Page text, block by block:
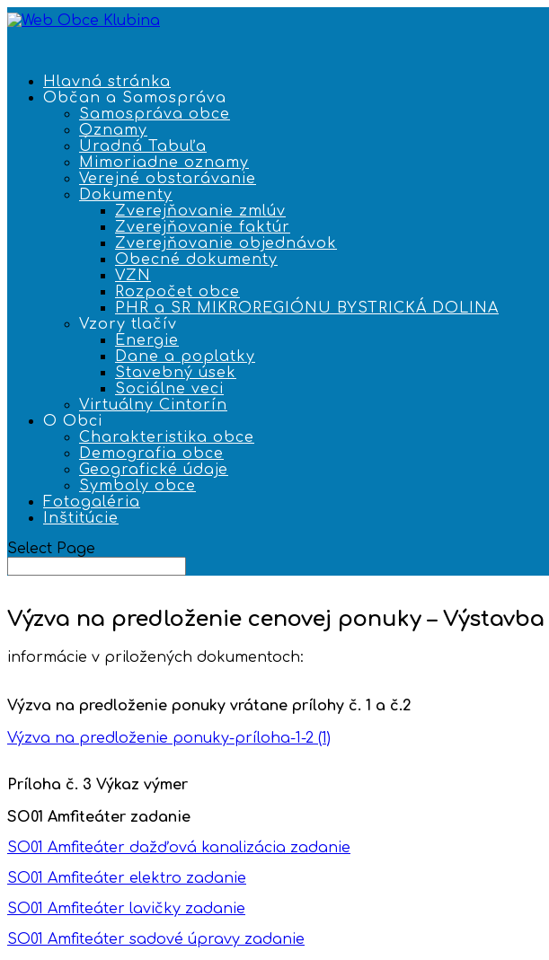
Hlavná stránka
Občan a Samospráva
Samospráva obce
Oznamy
Úradná Tabuľa
Mimoriadne oznamy
Verejné obstarávanie
Dokumenty
Zverejňovanie zmlúv
Zverejňovanie faktúr
Zverejňovanie objednávok
Obecné dokumenty
VZN
Rozpočet obce
PHR a SR MIKROREGIÓNU BYSTRICKÁ DOLINA
Vzory tlačív
Energie
Dane a poplatky
Stavebný úsek
Sociálne veci
Virtuálny Cintorín
O Obci
Charakteristika obce
Demografia obce
Geografické údaje
Symboly obce
Fotogaléria
Inštitúcie
Select Page
Výzva na predloženie cenovej ponuky –
informácie v priložených dokumentoch:
Výzva na predloženie ponuky vrátane prílohy č. 1 a č.2
Výzva na predloženie ponuky-príloha-1-2 (1)
Príloha č. 3 Výkaz výmer
SO01 Amfiteáter zadanie
SO01 Amfiteáter dažďová kanalizácia zadanie
SO01 Amfiteáter elektro zadanie
SO01 Amfiteáter lavičky zadanie
SO01 Amfiteáter sadové úpravy zadanie